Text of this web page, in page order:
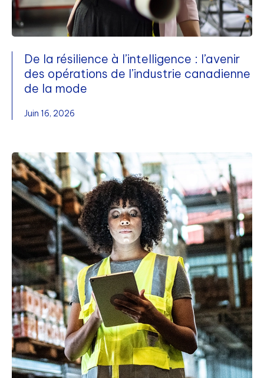
De la résilience à l’intelligence : l’avenir
des opérations de l’industrie canadienne
de la mode
Juin 16, 2026